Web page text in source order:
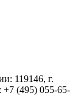
119146, г.
+7 (495) 055-65-